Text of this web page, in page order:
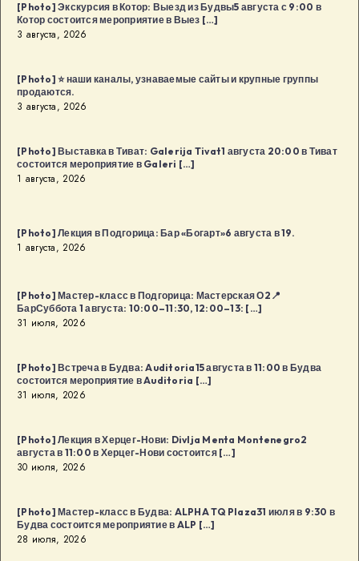
[Photo] Экскурсия в Котор: Выезд из Будвы5 августа с 9:00 в
Котор состоится мероприятие в Выез […]
3 августа, 2026
[Photo] ⭐️ наши каналы, узнаваемые сайты и крупные группы
продаются.
3 августа, 2026
[Photo] Выставка в Тиват: Galerija Tivat1 августа 20:00 в Тиват
состоится мероприятие в Galeri […]
1 августа, 2026
[Photo] Лекция в Подгорица: Бар «Богарт»6 августа в 19.
1 августа, 2026
[Photo] Мастер-класс в Подгорица: Мастерская О2📍
БарСуббота 1 августа: 10:00–11:30, 12:00–13: […]
31 июля, 2026
[Photo] Встреча в Будва: Auditoria15 августа в 11:00 в Будва
состоится мероприятие в Auditoria […]
31 июля, 2026
[Photo] Лекция в Херцег-Нови: Divlja Menta Montenegro2
августа в 11:00 в Херцег-Нови состоится […]
30 июля, 2026
[Photo] Мастер-класс в Будва: ALPHA TQ Plaza31 июля в 9:30 в
Будва состоится мероприятие в ALP […]
28 июля, 2026